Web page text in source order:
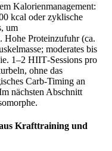
Kalorienmanagement:
kcal oder zyklische
um
Hohe Proteinzufuhr (ca.
moderates bis
1–2 HIIT‑Sessions pro
ohne das
Carb‑Timing an
nächsten Abschnitt
Krafttraining und